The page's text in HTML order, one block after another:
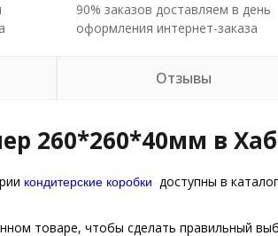
90% заказов доставляем в день
оформления интернет-заказа
Отзывы
260*260*40мм в
кондитерские коробки доступны в
товаре, чтобы сделать правильный